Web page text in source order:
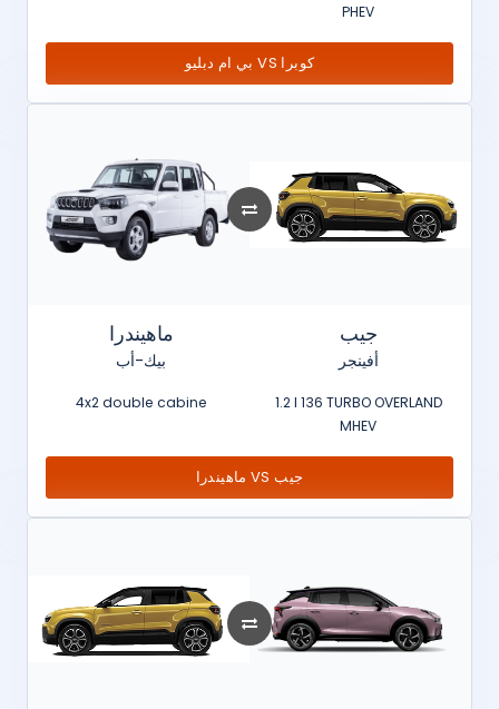
PHEV
بي ام دبليو VS كوبرا
ماهيندرا
بيك-أب
4x2 double cabine
جيب
أفينجر
1.2 l 136 TURBO OVERLAND
MHEV
ماهيندرا VS جيب